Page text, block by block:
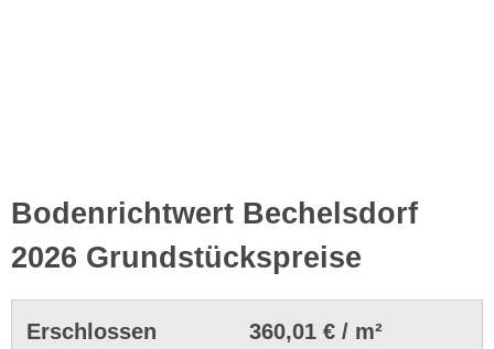
Bodenrichtwert Bechelsdorf
2026 Grundstückspreise
Erschlossen
360,01 € / m²